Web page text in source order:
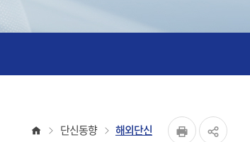
홈 단신동향 해외단신
페이지